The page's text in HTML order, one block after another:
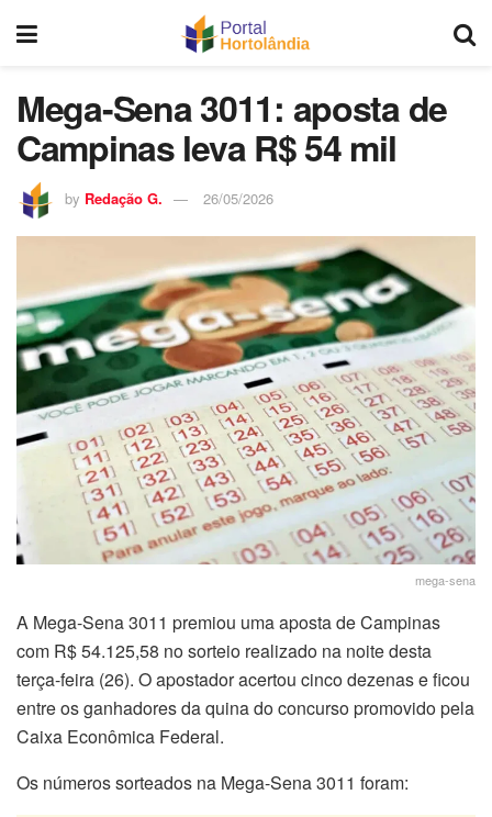
Mega-Sena 3011: aposta de
Campinas leva R$ 54 mil
by Redação G. 26/05/2026
mega-sena
A Mega-Sena 3011 premiou uma aposta de Campinas
com R$ 54.125,58 no sorteio realizado na noite desta
terça-feira (26). O apostador acertou cinco dezenas e ficou
entre os ganhadores da quina do concurso promovido pela
Caixa Econômica Federal.
Os números sorteados na Mega-Sena 3011 foram: